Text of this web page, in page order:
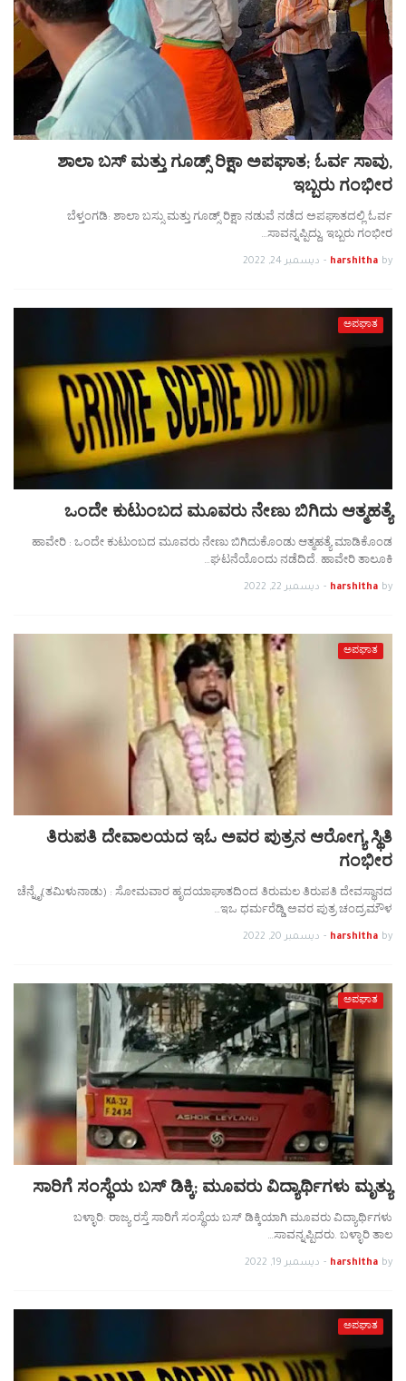
ಶಾಲಾ ಬಸ್ ಮತ್ತು ಗೂಡ್ಸ್ ರಿಕ್ಷಾ ಅಪಘಾತ; ಓರ್ವ ಸಾವು,
ಇಬ್ಬರು ಗಂಭೀರ
ಬೆಳ್ತಂಗಡಿ: ಶಾಲಾ ಬಸ್ಸು ಮತ್ತು ಗೂಡ್ಸ್ ರಿಕ್ಷಾ ನಡುವೆ ನಡೆದ ಅಪಘಾತದಲ್ಲಿ ಓರ್ವ
ಸಾವನ್ನಪ್ಪಿದ್ದು, ಇಬ್ಬರು ಗಂಭೀರ…
by
harshitha
- ديسمبر 24, 2022
ಅಪಘಾತ
ಒಂದೇ ಕುಟುಂಬದ ಮೂವರು ನೇಣು ಬಿಗಿದು ಆತ್ಮಹತ್ಯೆ
ಹಾವೇರಿ : ಒಂದೇ ಕುಟುಂಬದ ಮೂವರು ನೇಣು ಬಿಗಿದುಕೊಂಡು ಆತ್ಮಹತ್ಯೆ ಮಾಡಿಕೊಂಡ
ಘಟನೆಯೊಂದು ನಡೆದಿದೆ. ಹಾವೇರಿ ತಾಲೂಕಿ…
by
harshitha
- ديسمبر 22, 2022
ಅಪಘಾತ
ತಿರುಪತಿ ದೇವಾಲಯದ ಇಓ ಅವರ ಪುತ್ರನ ಆರೋಗ್ಯ ಸ್ಥಿತಿ
ಗಂಭೀರ
ಚೆನ್ನೈ(ತಮಿಳುನಾಡು) : ಸೋಮವಾರ ಹೃದಯಾಘಾತದಿಂದ ತಿರುಮಲ ತಿರುಪತಿ ದೇವಸ್ಥಾನದ
ಇಒ ಧರ್ಮರೆಡ್ಡಿ ಅವರ ಪುತ್ರ ಚಂದ್ರಮೌಳ…
by
harshitha
- ديسمبر 20, 2022
ಅಪಘಾತ
ಸಾರಿಗೆ ಸಂಸ್ಥೆಯ ಬಸ್ ಡಿಕ್ಕಿ; ಮೂವರು ವಿದ್ಯಾರ್ಥಿಗಳು ಮೃತ್ಯು
ಬಳ್ಳಾರಿ: ರಾಜ್ಯ ರಸ್ತೆ ಸಾರಿಗೆ ಸಂಸ್ಥೆಯ ಬಸ್ ಡಿಕ್ಕಿಯಾಗಿ ಮೂವರು ವಿದ್ಯಾರ್ಥಿಗಳು
ಸಾವನ್ನಪ್ಪಿದರು. ಬಳ್ಳಾರಿ ತಾಲ…
by
harshitha
- ديسمبر 19, 2022
ಅಪಘಾತ